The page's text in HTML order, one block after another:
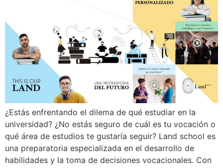
¿Estás enfrentando el dilema de qué estudiar en la
universidad? ¿No estás seguro de cuál es tu vocación o
qué área de estudios te gustaría seguir? Land school es
una preparatoria especializada en el desarrollo de
habilidades y la toma de decisiones vocacionales. Con